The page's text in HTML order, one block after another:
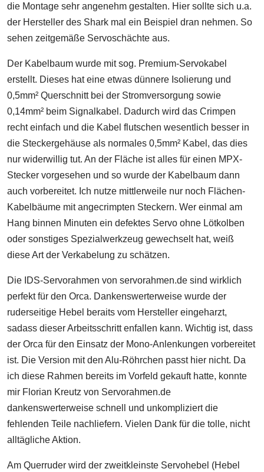
die Montage sehr angenehm gestalten. Hier sollte sich u.a.
der Hersteller des Shark mal ein Beispiel dran nehmen. So
sehen zeitgemäße Servoschächte aus.
Der Kabelbaum wurde mit sog. Premium-Servokabel
erstellt. Dieses hat eine etwas dünnere Isolierung und
0,5mm² Querschnitt bei der Stromversorgung sowie
0,14mm² beim Signalkabel. Dadurch wird das Crimpen
recht einfach und die Kabel flutschen wesentlich besser in
die Steckergehäuse als normales 0,5mm² Kabel, das dies
nur widerwillig tut. An der Fläche ist alles für einen MPX-
Stecker vorgesehen und so wurde der Kabelbaum dann
auch vorbereitet. Ich nutze mittlerweile nur noch Flächen-
Kabelbäume mit angecrimpten Steckern. Wer einmal am
Hang binnen Minuten ein defektes Servo ohne Lötkolben
oder sonstiges Spezialwerkzeug gewechselt hat, weiß
diese Art der Verkabelung zu schätzen.
Die IDS-Servorahmen von servorahmen.de sind wirklich
perfekt für den Orca. Dankenswerterweise wurde der
ruderseitige Hebel beraits vom Hersteller eingeharzt,
sadass dieser Arbeitsschritt enfallen kann. Wichtig ist, dass
der Orca für den Einsatz der Mono-Anlenkungen vorbereitet
ist. Die Version mit den Alu-Röhrchen passt hier nicht. Da
ich diese Rahmen bereits im Vorfeld gekauft hatte, konnte
mir Florian Kreutz von Servorahmen.de
dankenswerterweise schnell und unkompliziert die
fehlenden Teile nachliefern. Vielen Dank für die tolle, nicht
alltägliche Aktion.
Am Querruder wird der zweitkleinste Servohebel (Hebel